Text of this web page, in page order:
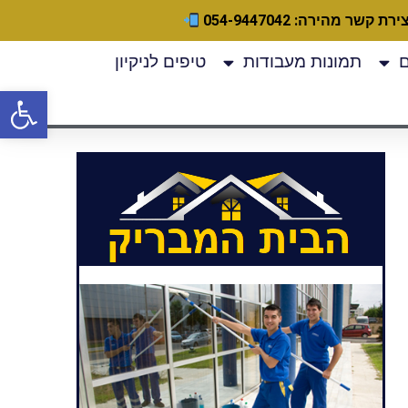
קשר מהירה: 054-9447042
תמונות מעבודות טיפים לניקיון